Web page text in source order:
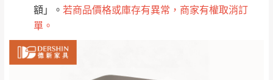
額」。 若商品價格或庫存有異常，商家有權取消訂
單。
配送範圍：
苗栗至基隆；其它地區暫不開放，如因特殊
地型限制(山區、鄉、鎮、村)、樓梯太小、無